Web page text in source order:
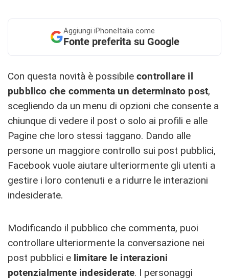
Aggiungi iPhoneItalia come
Fonte preferita su Google
Con questa novità è possibile controllare il
pubblico che commenta un determinato post,
scegliendo da un menu di opzioni che consente a
chiunque di vedere il post o solo ai profili e alle
Pagine che loro stessi taggano. Dando alle
persone un maggiore controllo sui post pubblici,
Facebook vuole aiutare ulteriormente gli utenti a
gestire i loro contenuti e a ridurre le interazioni
indesiderate.
Modificando il pubblico che commenta, puoi
controllare ulteriormente la conversazione nei
post pubblici e limitare le interazioni
potenzialmente indesiderate. I personaggi